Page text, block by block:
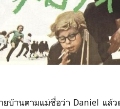
ยบ้านตามแม่ชื่อว่า Daniel แล้ว